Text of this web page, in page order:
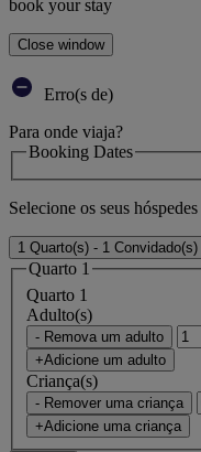
book your stay
Close window
Erro(s de)
Para onde viaja?
Booking Dates
Selecione os seus hóspedes
1 Quarto(s) - 1 Convidado(s)
Quarto 1
Quarto 1
Adulto(s)
- Remova um adulto
+Adicione um adulto
Criança(s)
- Remover uma criança
+Adicione uma criança